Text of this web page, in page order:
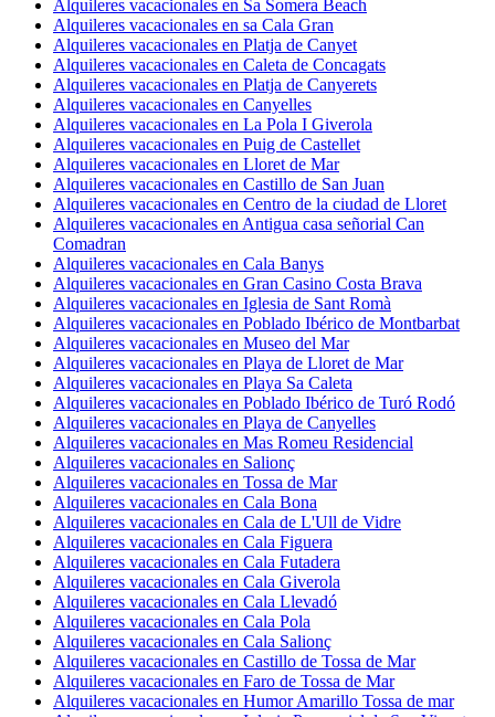
Alquileres vacacionales en Sa Somera Beach
Alquileres vacacionales en sa Cala Gran
Alquileres vacacionales en Platja de Canyet
Alquileres vacacionales en Caleta de Concagats
Alquileres vacacionales en Platja de Canyerets
Alquileres vacacionales en Canyelles
Alquileres vacacionales en La Pola I Giverola
Alquileres vacacionales en Puig de Castellet
Alquileres vacacionales en Lloret de Mar
Alquileres vacacionales en Castillo de San Juan
Alquileres vacacionales en Centro de la ciudad de Lloret
Alquileres vacacionales en Antigua casa señorial Can
Comadran
Alquileres vacacionales en Cala Banys
Alquileres vacacionales en Gran Casino Costa Brava
Alquileres vacacionales en Iglesia de Sant Romà
Alquileres vacacionales en Poblado Ibérico de Montbarbat
Alquileres vacacionales en Museo del Mar
Alquileres vacacionales en Playa de Lloret de Mar
Alquileres vacacionales en Playa Sa Caleta
Alquileres vacacionales en Poblado Ibérico de Turó Rodó
Alquileres vacacionales en Playa de Canyelles
Alquileres vacacionales en Mas Romeu Residencial
Alquileres vacacionales en Salionç
Alquileres vacacionales en Tossa de Mar
Alquileres vacacionales en Cala Bona
Alquileres vacacionales en Cala de L'Ull de Vidre
Alquileres vacacionales en Cala Figuera
Alquileres vacacionales en Cala Futadera
Alquileres vacacionales en Cala Giverola
Alquileres vacacionales en Cala Llevadó
Alquileres vacacionales en Cala Pola
Alquileres vacacionales en Cala Salionç
Alquileres vacacionales en Castillo de Tossa de Mar
Alquileres vacacionales en Faro de Tossa de Mar
Alquileres vacacionales en Humor Amarillo Tossa de mar